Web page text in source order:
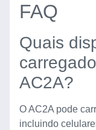
FAQ
Quais
AC2A?
O AC2A pode
incluindo